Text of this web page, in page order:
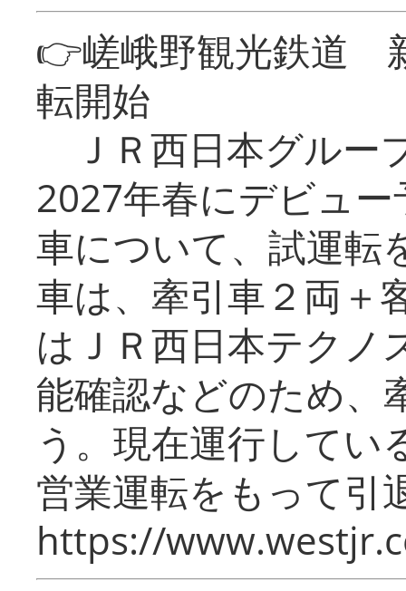
👉嵯峨野観光鉄道
転開始
ＪＲ西日本グルー
2027年春にデビュ
車について、試運転
車は、牽引車２両＋
はＪＲ西日本テクノ
能確認などのため、
う。現在運行してい
営業運転をもって引
https://